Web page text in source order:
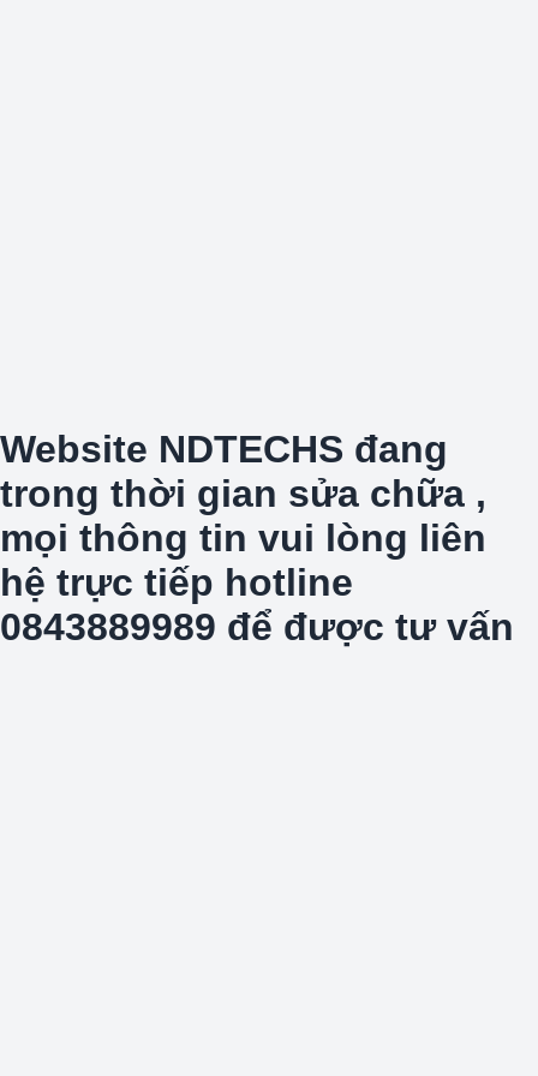
Website NDTECHS đang
trong thời gian sửa chữa ,
mọi thông tin vui lòng liên
hệ trực tiếp hotline
0843889989 để được tư vấn